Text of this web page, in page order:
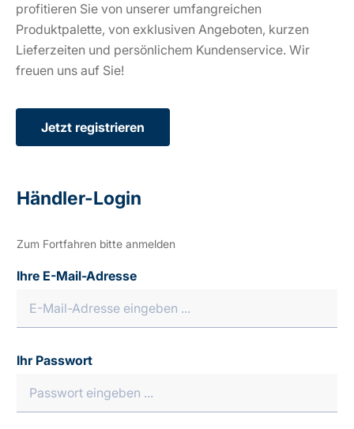
profitieren Sie von unserer umfangreichen
Produktpalette, von exklusiven Angeboten, kurzen
Lieferzeiten und persönlichem Kundenservice. Wir
freuen uns auf Sie!
Jetzt registrieren
Händler-Login
Zum Fortfahren bitte anmelden
Ihre E-Mail-Adresse
Ihr Passwort